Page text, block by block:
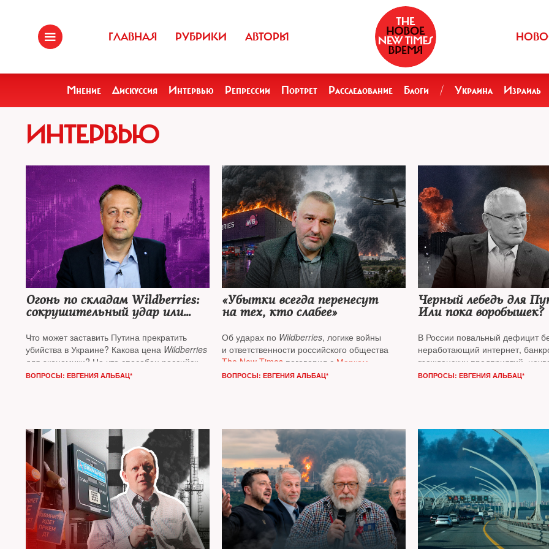
ГЛАВНАЯ РУБРИКИ АВТОРЫ
Мнение Дискуссия Интервью Репрессии Портрет Расследование Блоги / Украина Израиль
ИНТЕРВЬЮ
Огонь по складам Wildberries:
сокрушительный удар или
Что может заставить Путина прекратить
убийства в Украине? Какова цена Wildberries
для экономики? На что способен российский
бизнес? Об этомThe New Times
ВОПРОСЫ: ЕВГЕНИЯ АЛЬБАЦ*
«Убытки всегда перенесут
на тех, кто слабее»
Об ударах по Wildberries, логике войны
и ответственности российского общества
The New Times поговорил с Марком
Фейгиным*, известным политиком,
ВОПРОСЫ: ЕВГЕНИЯ АЛЬБАЦ*
Черный лебедь для
Или пока воробышек?
В России повальный дефицит
неработающий интернет,
гражданских предприятий,
силы, истощение экономики. На
общественным деятелем
Ходорковским*
ВОПРОСЫ: ЕВГЕНИЯ АЛЬБАЦ*